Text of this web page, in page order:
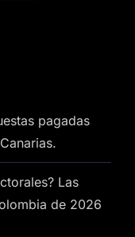
pagadas
Las
de 2026